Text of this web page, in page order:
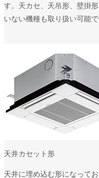
す。天カセ、天吊形、壁掛
いない機種も取り扱い可能で
天井カセット形
天井に埋め込む形になって